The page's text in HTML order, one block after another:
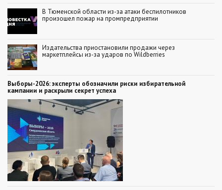
В Тюменской области из-за атаки беспилотников
произошел пожар на промпредприятии
Издательства приостановили продажи через
маркетплейсы из-за ударов по Wildberries
Выборы-2026: эксперты обозначили риски избирательной
кампании и раскрыли секрет успеха